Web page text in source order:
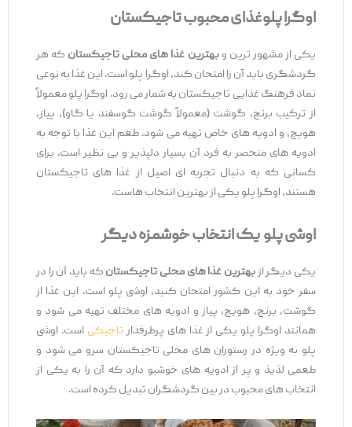
اوگرا پلوغذای محبوب تاجیکستان
یکی از مشهور ترین و بهترین غذا های محلی تاجیکستانکه هر
گردشگری باید آن را امتحان کند، اوگرا پلو است. این غذا به نوعی
نماد فرهنگ غذایی تاجیکستان به شمار می‌ رود. اوگرا پلو معمولاً
از ترکیب برنج، گوشت (معمولاً گوشت گوسفند یا گاو)، پیاز،
هویج، و ادویه ‌های خاص تهیه می‌ شود. طعم این غذا با توجه به
ادویه‌ های منحصر به فرد آن بسیار دلپذیر و بی ‌نظیر است. برای
کسانی که به دنبال تجربه ‌ای اصیل از غذا های تاجیکستان
هستند، اوگرا پلو یکی از بهترین انتخاب ‌هاست.
اوشی پلو یک انتخاب خوشمزه دیگر
یکی دیگر ازبهترین غذا های محلی تاجیکستانکه باید آن را در
سفر خود به این کشور امتحان کنید، اوشی پلو است. این غذا از
گوشت، برنج، هویج، پیاز و ادویه ‌های مختلف تهیه می ‌شود و
همانند اوگرا پلو یکی از غذا های پرطرفدارتاجیکیاست. اوشی
پلو به ویژه در رستوران‌ های محلی تاجیکستان سرو می ‌شود و
طعمی لذیذ و پر از ادویه ‌های خوشبو دارد که آن را به یکی از
انتخاب ‌های محبوب در بین گردشگران تبدیل کرده است.